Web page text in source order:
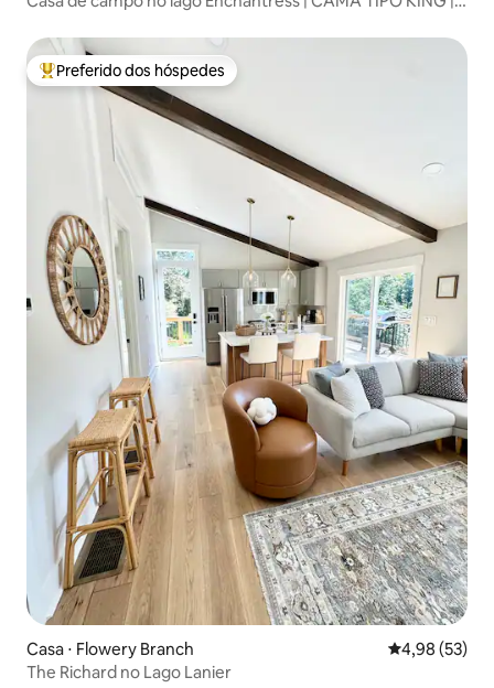
Entre os melhores preferidos dos hóspedes
Preferido dos hóspedes
Casa ⋅ Flowery Branch 4,98 de uma
4,98 (53)
The Richard no Lago Lanier